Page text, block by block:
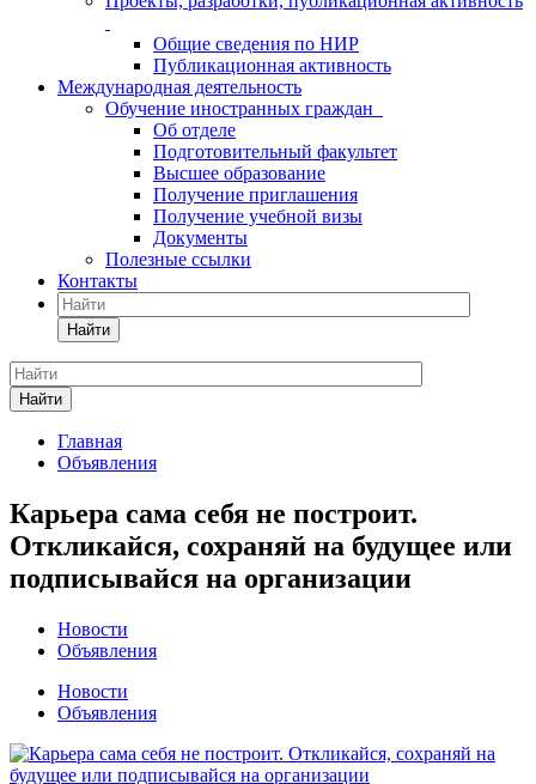
Общие сведения по НИР
Публикационная активность
Международная деятельность
Обучение иностранных граждан
Об отделе
Подготовительный факультет
Высшее образование
Получение приглашения
Получение учебной визы
Документы
Полезные ссылки
Контакты
Найти
Найти
Главная
Объявления
Карьера сама себя не построит.
Откликайся, сохраняй на будущее или
подписывайся на организации
Новости
Объявления
Новости
Объявления